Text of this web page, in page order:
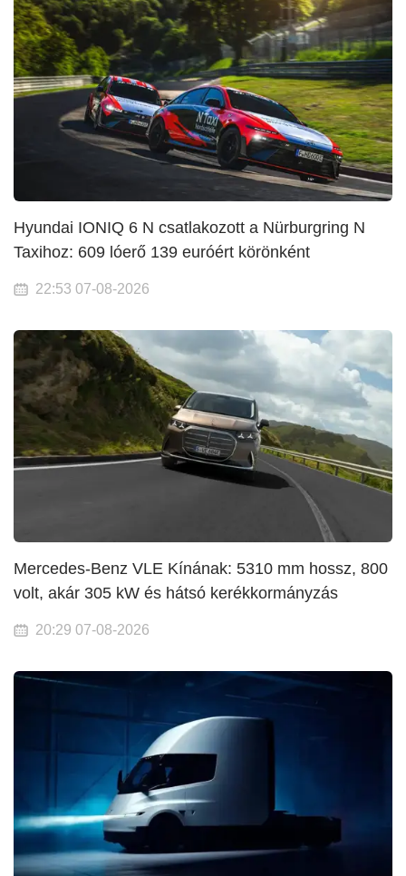
Hyundai IONIQ 6 N csatlakozott a Nürburgring N
Taxihoz: 609 lóerő 139 euróért körönként
22:53 07-08-2026
Mercedes-Benz VLE Kínának: 5310 mm hossz, 800
volt, akár 305 kW és hátsó kerékkormányzás
20:29 07-08-2026